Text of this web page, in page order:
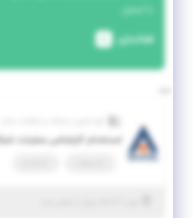
با ایمیل
فعالسازی
استخدام کارشناس عملیات شبکه